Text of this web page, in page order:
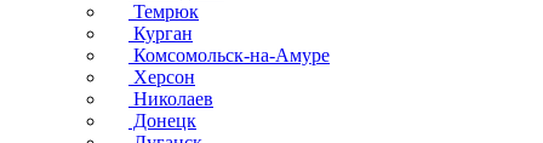
Темрюк
Курган
Комсомольск-на-Амуре
Херсон
Николаев
Донецк